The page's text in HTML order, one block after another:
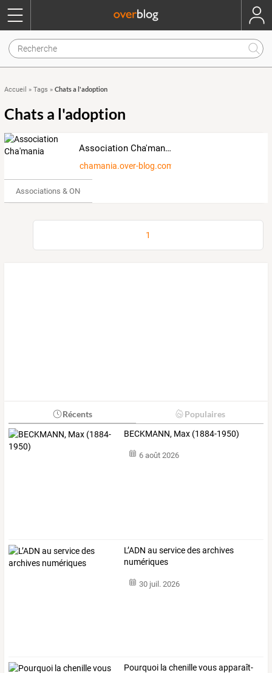
Accueil » Tags » Chats a l'adoption
Chats a l'adoption
Association Cha'mania
chamania.over-blog.com
Associations & ONG
1
Récents Populaires
BECKMANN, Max (1884-1950)
6 août 2026
L’ADN au service des archives
numériques
30 juil. 2026
Pourquoi la chenillevousapparaît-